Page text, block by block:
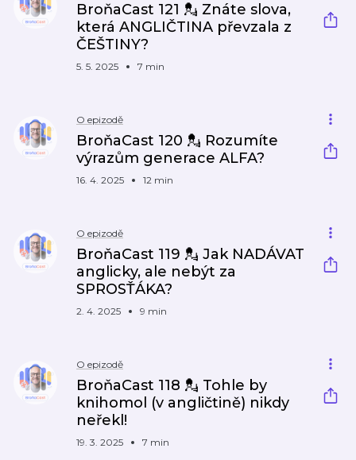
BroňaCast 121 💂 Znáte slova,
která ANGLIČTINA převzala z
ČEŠTINY?
5. 5. 2025 7 min
O epizodě
BroňaCast 120 💂 Rozumíte
výrazům generace ALFA?
16. 4. 2025 12 min
O epizodě
BroňaCast 119 💂 Jak NADÁVAT
anglicky, ale nebýt za
SPROSŤÁKA?
2. 4. 2025 9 min
O epizodě
BroňaCast 118 💂 Tohle by
knihomol (v angličtině) nikdy
neřekl!
19. 3. 2025 7 min